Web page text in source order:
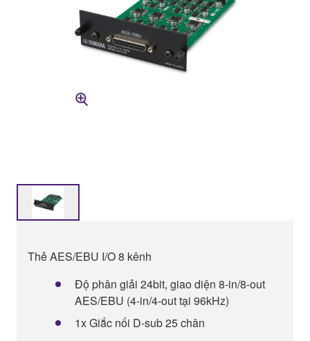
Thẻ AES/EBU I/O 8 kênh
Độ phân giải 24bit, giao diện 8-in/8-out
AES/EBU (4-in/4-out tại 96kHz)
1x Giắc nối D-sub 25 chân